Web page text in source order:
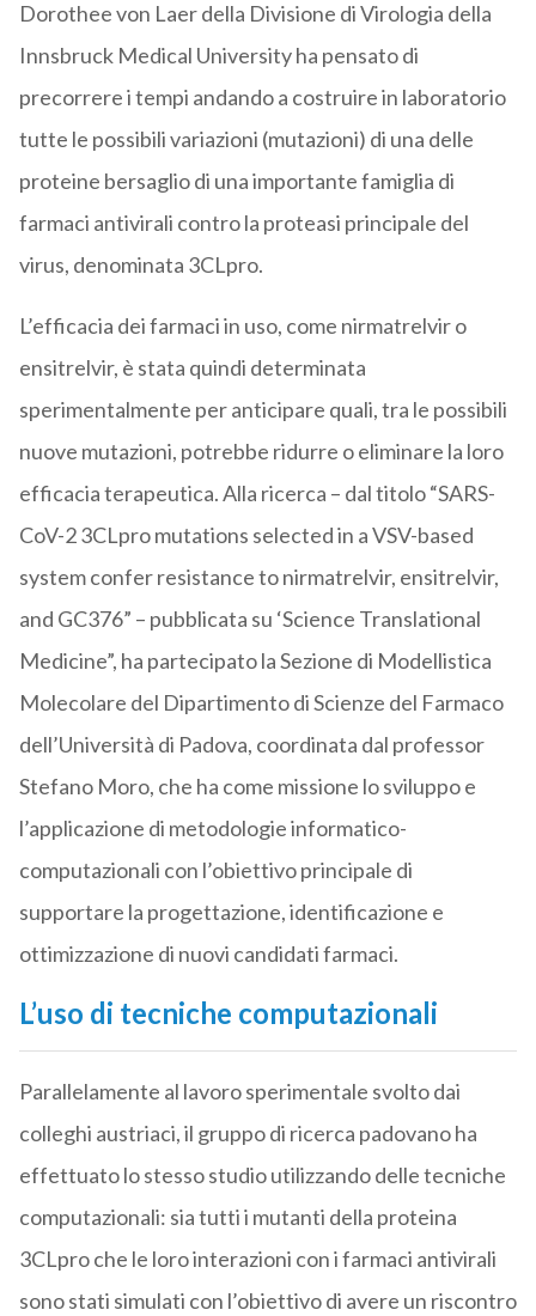
Dorothee von Laer della Divisione di Virologia della
Innsbruck Medical University ha pensato di
precorrere i tempi andando a costruire in laboratorio
tutte le possibili variazioni (mutazioni) di una delle
proteine bersaglio di una importante famiglia di
farmaci antivirali contro la proteasi principale del
virus, denominata 3CLpro.
L’efficacia dei farmaci in uso, come nirmatrelvir o
ensitrelvir, è stata quindi determinata
sperimentalmente per anticipare quali, tra le possibili
nuove mutazioni, potrebbe ridurre o eliminare la loro
efficacia terapeutica. Alla ricerca – dal titolo “SARS-
CoV-2 3CLpro mutations selected in a VSV-based
system confer resistance to nirmatrelvir, ensitrelvir,
and GC376” – pubblicata su ‘Science Translational
Medicine”, ha partecipato la Sezione di Modellistica
Molecolare del Dipartimento di Scienze del Farmaco
dell’Università di Padova, coordinata dal professor
Stefano Moro, che ha come missione lo sviluppo e
l’applicazione di metodologie informatico-
computazionali con l’obiettivo principale di
supportare la progettazione, identificazione e
ottimizzazione di nuovi candidati farmaci.
L’uso di tecniche computazionali
Parallelamente al lavoro sperimentale svolto dai
colleghi austriaci, il gruppo di ricerca padovano ha
effettuato lo stesso studio utilizzando delle tecniche
computazionali: sia tutti i mutanti della proteina
3CLpro che le loro interazioni con i farmaci antivirali
sono stati simulati con l’obiettivo di avere un riscontro